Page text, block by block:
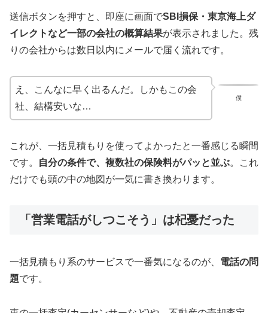
送信ボタンを押すと、即座に画面でSBI損保・東京海上ダ
イレクトなど一部の会社の概算結果が表示されました。残
りの会社からは数日以内にメールで届く流れです。
僕
え、こんなに早く出るんだ。しかもこの会
社、結構安いな…
これが、一括見積もりを使ってよかったと一番感じる瞬間
です。
自分の条件で、複数社の保険料がパッと並ぶ。これ
だけでも頭の中の地図が一気に書き換わります。
「営業電話がしつこそう」は杞憂だった
一括見積もり系のサービスで一番気になるのが、 電話の問
題です。